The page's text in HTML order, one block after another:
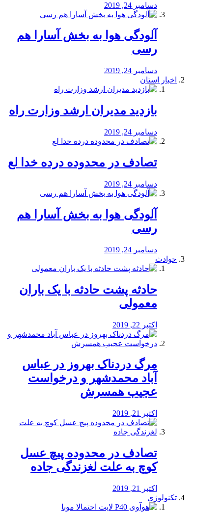
دسامبر 24, 2019
آلودگی هوا به بخش آسارا هم
رسی
دسامبر 24, 2019
اخبار استان
بازدید مدیران ارشد وزارت راه
دسامبر 24, 2019
تصادف در محدوده درده خدا لع
دسامبر 24, 2019
آلودگی هوا به بخش آسارا هم
رسی
دسامبر 24, 2019
حوادث
️حادثه پشت حادثه با یک باران
معمولی
اکتبر 22, 2019
مرگ دردناک بهروز در عباس
آباد محمدشهر و درخواست
عجیب همسرش
اکتبر 21, 2019
تصادف در محدوده پیچ عسل
کوچ به علت لغزندگی جاده
اکتبر 21, 2019
تکنولوژی